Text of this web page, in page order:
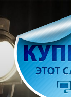
к
содержимому